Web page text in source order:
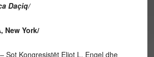
Daçiq/
New York/
Sot Kongresistët Eliot L. Engel dhe